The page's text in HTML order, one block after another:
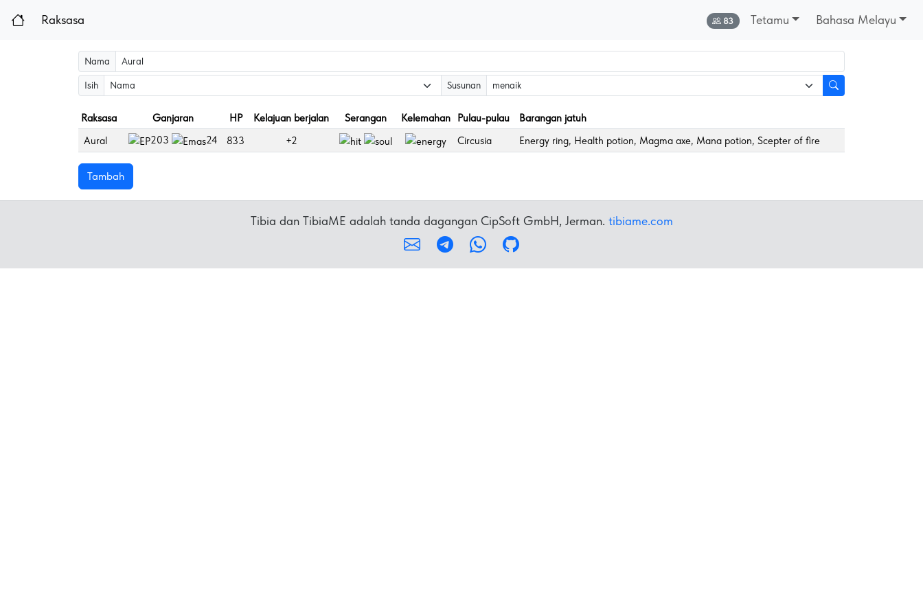
Raksasa Dalam talian:
83 Tetamu Bahasa Melayu
Nama
Isih Susunan
Raksasa Ganjaran HP Kelajuan berjalan Serangan Kelemahan Pulau-pulau
Barangan jatuh
Aural
203 24 833 +2 Circusia Energy ring, Health potion, Magma axe, Mana potion, Scepter of fire
Tambah
Tibia dan TibiaME adalah tanda dagangan CipSoft GmbH, Jerman. tibiame.com